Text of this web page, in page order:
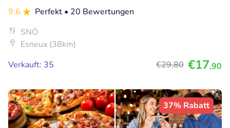
9.6
Perfekt • 20 Bewertungen
SNÖ
Esneux (38km)
Verkauft: 35
€29,80 €17,90
37% Rabatt